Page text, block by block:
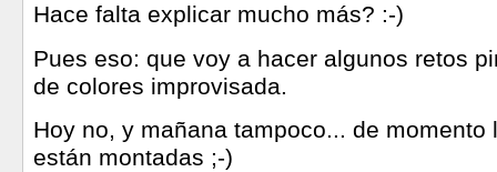
Hace falta explicar mucho más? :-)
Pues eso: que voy a hacer algunos retos
de colores improvisada.
Hoy no, y mañana tampoco... de momento
están montadas ;-)